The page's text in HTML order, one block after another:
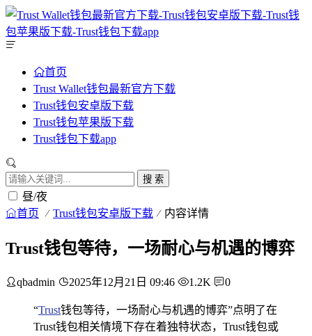
首页
Trust Wallet钱包最新官方下载
Trust钱包安卓版下载
Trust钱包苹果版下载
Trust钱包下载app
搜 索
昼/夜
首页 Trust钱包安卓版下载 内容详情
Trust钱包等待，一场耐心与机遇的博弈
qbadmin 2025年12月21日 09:46 1.2K 0
“Trust钱包等待，一场耐心与机遇的博弈”点明了在
Trust钱包相关情境下存在着独特状态，Trust钱包或